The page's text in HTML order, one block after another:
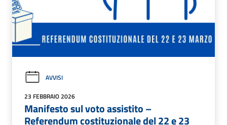
AVVISI
23 FEBBRAIO 2026
Manifesto sul voto assistito –
Referendum costituzionale del 22 e 23